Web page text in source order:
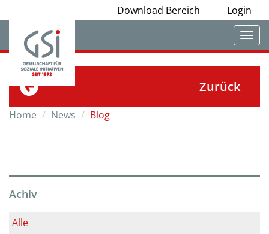
Download Bereich Login
Zurück
Home News Blog
Achiv
Alle